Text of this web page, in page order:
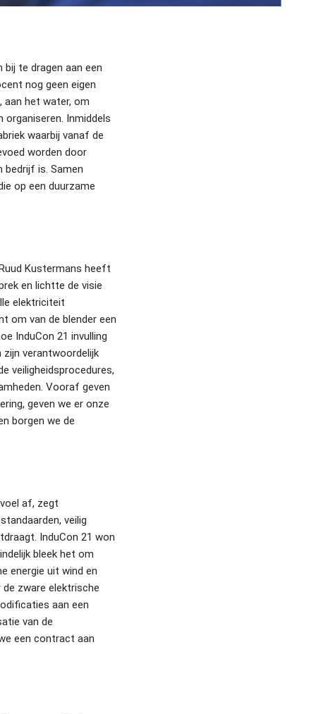
te dragen aan een
nog geen eigen
aan het water, om
Inmiddels
waarbij vanaf de
worden door
bedrijf is. Samen
op een duurzame
Kustermans heeft
en lichtte de visie
elektriciteit
om van de blender een
InduCon 21 invulling
zijn verantwoordelijk
veiligheidsprocedures,
Vooraf geven
geven we er onze
borgen we de
af, zegt
veilig
InduCon 21 won
bleek het om
energie uit wind en
zware elektrische
aan een
van de
een contract aan